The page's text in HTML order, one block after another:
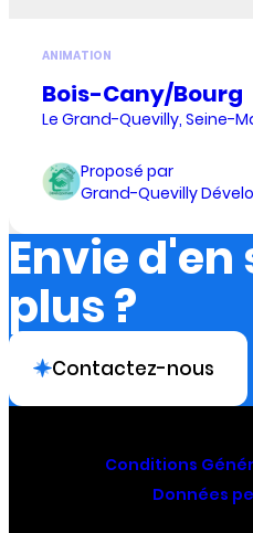
ANIMATION
Bois-Cany/Bourg
Le Grand-Quevilly, Seine-
Proposé par
Grand-Quevilly
Envie
plus ?
Contactez-nous
Conditions
Données